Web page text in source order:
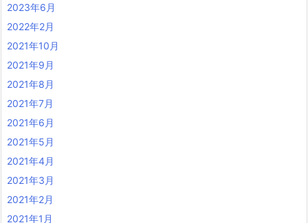
2023年6月
2022年2月
2021年10月
2021年9月
2021年8月
2021年7月
2021年6月
2021年5月
2021年4月
2021年3月
2021年2月
2021年1月